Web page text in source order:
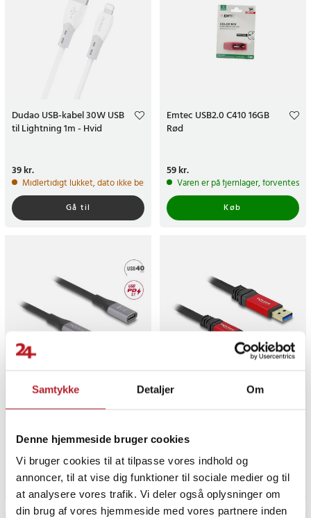
Samtykke Detaljer Om
Denne hjemmeside bruger cookies
Vi bruger cookies til at tilpasse vores indhold og
annoncer, til at vise dig funktioner til sociale medier og til
at analysere vores trafik. Vi deler også oplysninger om
din brug af vores hjemmeside med vores partnere inden
Dudao USB-kabel 30W USB
til Lightning 1m - Hvid
Pris:39 kr.
39 kr.
Midlertidigt lukket, dato ikke bekræftet
Gå til
Emtec USB2.0 C410 16GB
Rød
Pris:59 kr.
59 kr.
Varen er på fjernlager, forventes
Køb
Delock USB 40 Gbps
forlængerkabel USB Type-C
Pris:139 kr.
139 kr.
Varen er på fjernlager, forventes at blive sendt inden for 5-7 hverdage
Køb
Delock USB 10 Gbps-kabel
Pris:129 kr.
129 kr.
Varen er på fjernlager, forventes
Køb